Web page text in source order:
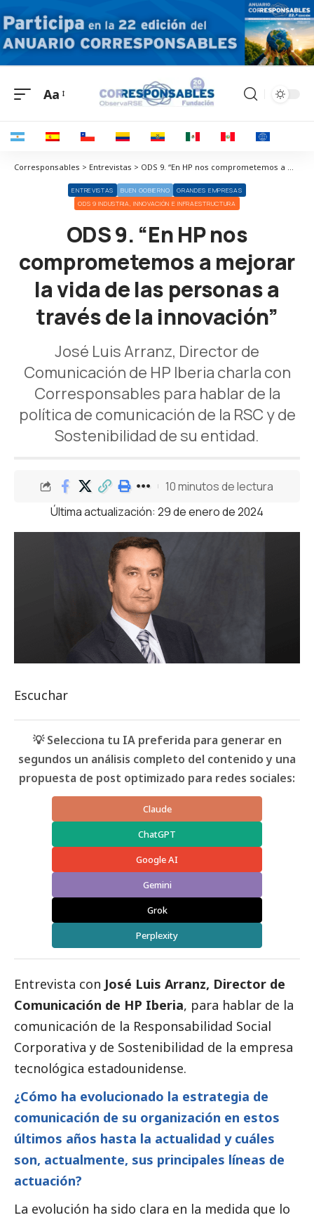
Aa
Corresponsables > Entrevistas > ODS 9. “En HP nos comprometemos a mejorar la vida de las personas a través de la innovación”
ENTREVISTAS BUEN GOBIERNO
GRANDES EMPRESAS
ODS 9 INDUSTRIA, INNOVACIÓN E INFRAESTRUCTURA
ODS 9. “En HP nos
comprometemos a mejorar
la vida de las personas a
través de la innovación”
José Luis Arranz, Director de
Comunicación de HP Iberia charla con
Corresponsables para hablar de la
política de comunicación de la RSC y de
Sostenibilidad de su entidad.
Última actualización: 29 de enero de 2024
10 minutos de lectura
Escuchar
💡 Selecciona tu IA preferida para generar en
segundos un análisis completo del contenido y una
propuesta de post optimizado para redes sociales:
Claude
ChatGPT
Google AI
Gemini
Grok
Perplexity
Entrevista con José Luis Arranz, Director de
Comunicación de HP Iberia, para hablar de la
comunicación de la Responsabilidad Social
Corporativa y de Sostenibilidad de la empresa
tecnológica estadounidense.
¿Cómo ha evolucionado la estrategia de
comunicación de su organización en estos
últimos años hasta la actualidad y cuáles
son, actualmente, sus principales líneas de
actuación?
La evolución ha sido clara en la medida que lo